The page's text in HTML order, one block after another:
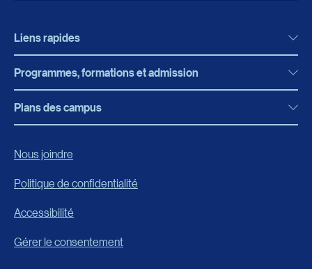
Liens rapides
Actualités
Bibliothèque
Boutique en ligne
Carrières
Événements
Fondation de l’UQAR
Programmes, formations et admission
Programmes, formations et admission
Plans des campus
Nous joindre
Politique de confidentialité
Accessibilité
Gérer le consentement